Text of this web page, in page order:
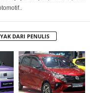
DARI PENULIS